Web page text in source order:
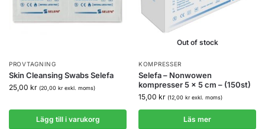
PROVTAGNING
Skin Cleansing Swabs Selefa
25,00 kr (20,00 krexkl. moms)
Lägg till i varukorg
Out of stock
KOMPRESSER
Selefa – Nonwowen
kompresser 5 x 5 cm – (150st)
15,00 kr (12,00 krexkl. moms)
Läs mer